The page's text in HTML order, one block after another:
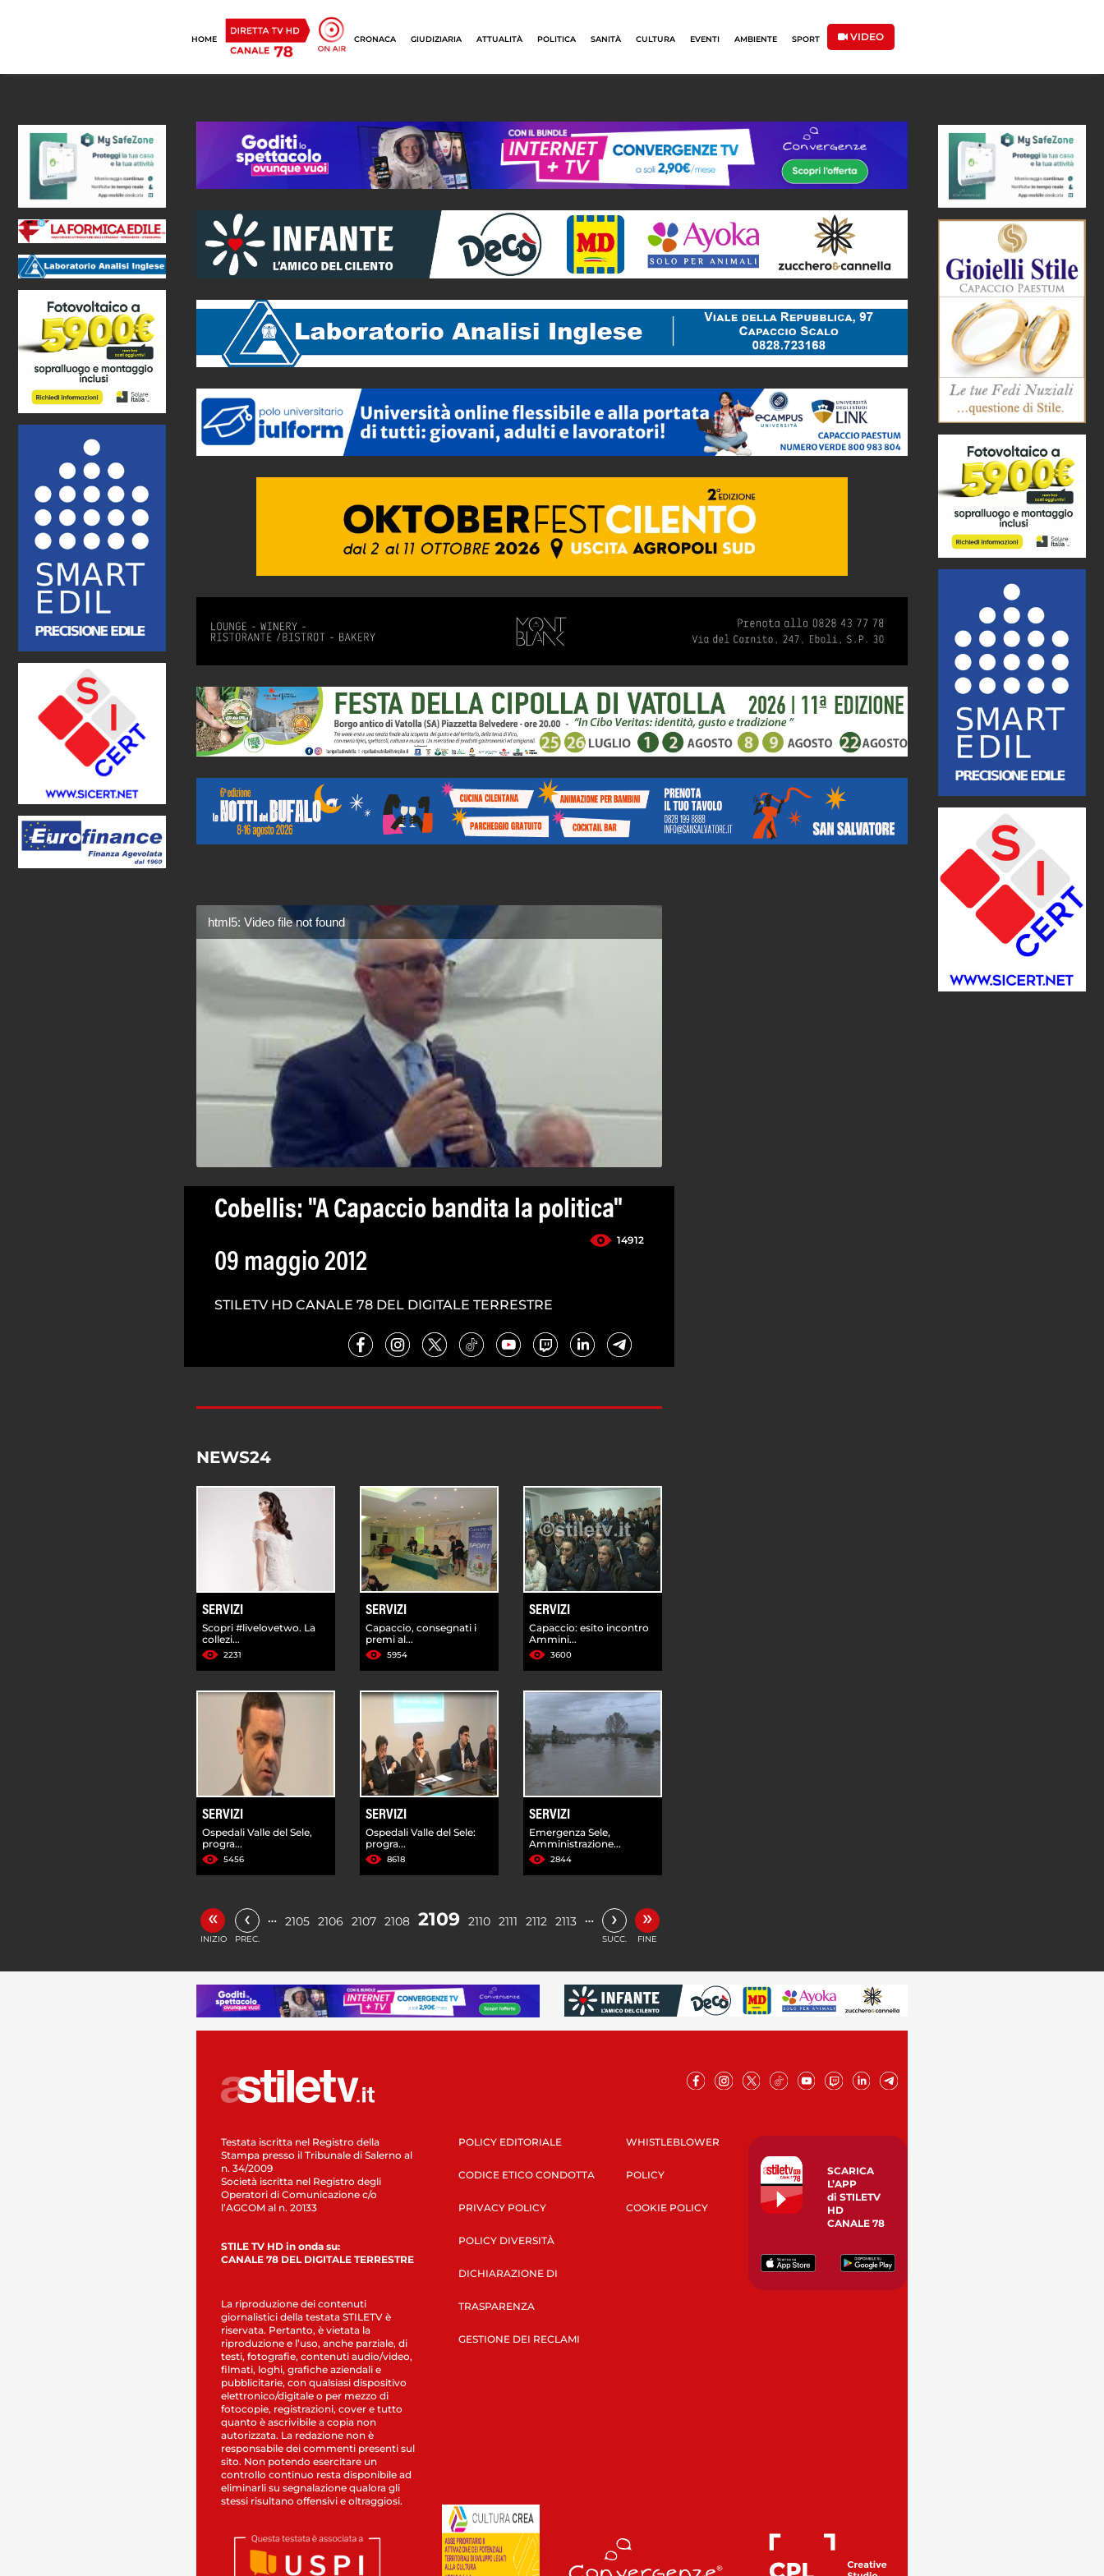
HOME CRONACA GIUDIZIARIA ATTUALITÀ POLITICA SANITÀ CULTURA EVENTI AMBIENTE SPORT VIDEO
html5: Video file not found
Cobellis: "A Capaccio bandita la politica"
14912
09 maggio 2012
STILETV HD CANALE 78 DEL DIGITALE TERRESTRE
NEWS24
SERVIZI
Scopri #livelovetwo. La
collezi...
2231
SERVIZI
Capaccio, consegnati i
premi al...
5954
SERVIZI
Capaccio: esito incontro
Ammini...
3600
SERVIZI
Ospedali Valle del Sele,
progra...
5456
SERVIZI
Ospedali Valle del Sele:
progra...
8618
SERVIZI
Emergenza Sele,
Amministrazione...
2844
«
INIZIO
‹
PREC.
… 2105 2106 2107 2108 2109 2110 2111 2112 2113 … ›
SUCC.
»
FINE
Testata iscritta nel Registro della
Stampa presso il Tribunale di Salerno al
n. 34/2009
Società iscritta nel Registro degli
Operatori di Comunicazione c/o
l’AGCOM al n. 20133
STILE TV HD in onda su:
CANALE 78 DEL DIGITALE TERRESTRE
La riproduzione dei contenuti
giornalistici della testata STILETV è
riservata. Pertanto, è vietata la
riproduzione e l’uso, anche parziale, di
testi, fotografie, contenuti audio/video,
filmati, loghi, grafiche aziendali e
pubblicitarie, con qualsiasi dispositivo
elettronico/digitale o per mezzo di
fotocopie, registrazioni, cover e tutto
quanto è ascrivibile a copia non
autorizzata. La redazione non è
responsabile dei commenti presenti sul
sito. Non potendo esercitare un
controllo continuo resta disponibile ad
eliminarli su segnalazione qualora gli
stessi risultano offensivi e oltraggiosi.
POLICY EDITORIALE
CODICE ETICO CONDOTTA
PRIVACY POLICY
POLICY DIVERSITÀ
DICHIARAZIONE DI
TRASPARENZA
GESTIONE DEI RECLAMI
WHISTLEBLOWER
POLICY
COOKIE POLICY
SCARICA
L’APP
di STILETV
HD
CANALE 78